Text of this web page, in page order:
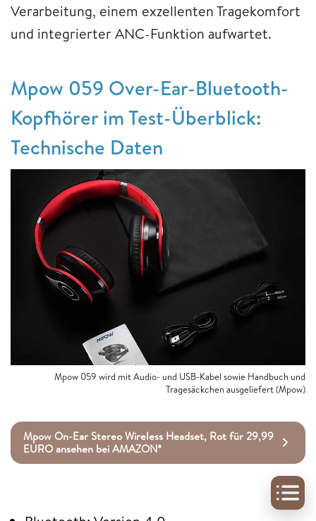
Verarbeitung, einem exzellenten Tragekomfort
und integrierter ANC-Funktion aufwartet.
Mpow 059 Over-Ear-Bluetooth-
Kopfhörer im Test-Überblick:
Technische Daten
Mpow 059 wird mit Audio- und USB-Kabel sowie Handbuch und
Tragesäckchen ausgeliefert (Mpow)
Mpow On-Ear Stereo Wireless Headset, Rot für 29,99
EURO ansehen bei AMAZON*